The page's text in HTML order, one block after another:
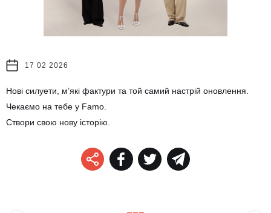
17 02 2026
Нові силуети, м’які фактури та той самий настрій оновлення.
Чекаємо на тебе у Famo.
Створи свою нову історію.